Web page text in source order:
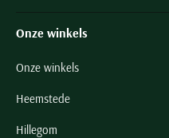
Onze winkels
Onze winkels
Heemstede
Hillegom